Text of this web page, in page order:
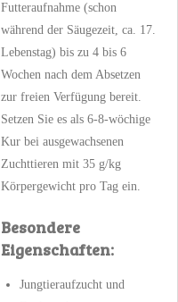
Futteraufnahme (schon
während der Säugezeit, ca. 17.
Lebenstag) bis zu 4 bis 6
Wochen nach dem Absetzen
zur freien Verfügung bereit.
Setzen Sie es als 6-8-wöchige
Kur bei ausgewachsenen
Zuchttieren mit 35 g/kg
Körpergewicht pro Tag ein.
Besondere
Eigenschaften:
Jungtieraufzucht und